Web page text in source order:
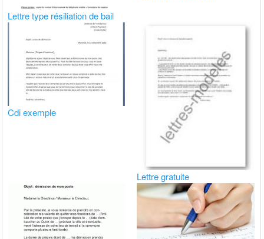
Lettre type résiliation de bail
Cdi exemple
Lettre gratuite